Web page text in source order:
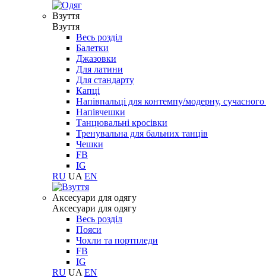
Взуття
Взуття
Весь розділ
Балетки
Джазовки
Для латини
Для стандарту
Капці
Напівпальці для контемпу/модерну,
Напівчешки
Танцювальні кросівки
Тренувальна для бальних танців
Чешки
FB
IG
RU UA EN
Aксесуари для одягу
Aксесуари для одягу
Весь розділ
Пояси
Чохли та портпледи
FB
IG
RU UA EN